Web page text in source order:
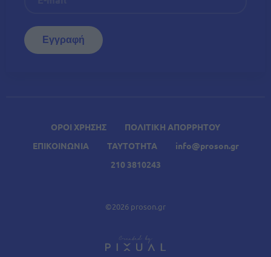
Σχετικά Άρθρα
ΟΡΟΙ ΧΡΗΣΗΣ
ΠΟΛΙΤΙΚΗ ΑΠΟΡΡΗΤΟΥ
ΕΠΙΚΟΙΝΩΝΙΑ
ΤΑΥΤΟΤΗΤΑ
info@proson.gr
210 3810243
©2026 proson.gr